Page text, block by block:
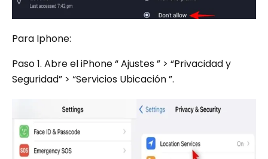
Para Iphone:
Paso 1. Abre el iPhone “ Ajustes ” > “Privacidad y
Seguridad” > “Servicios Ubicación ”.